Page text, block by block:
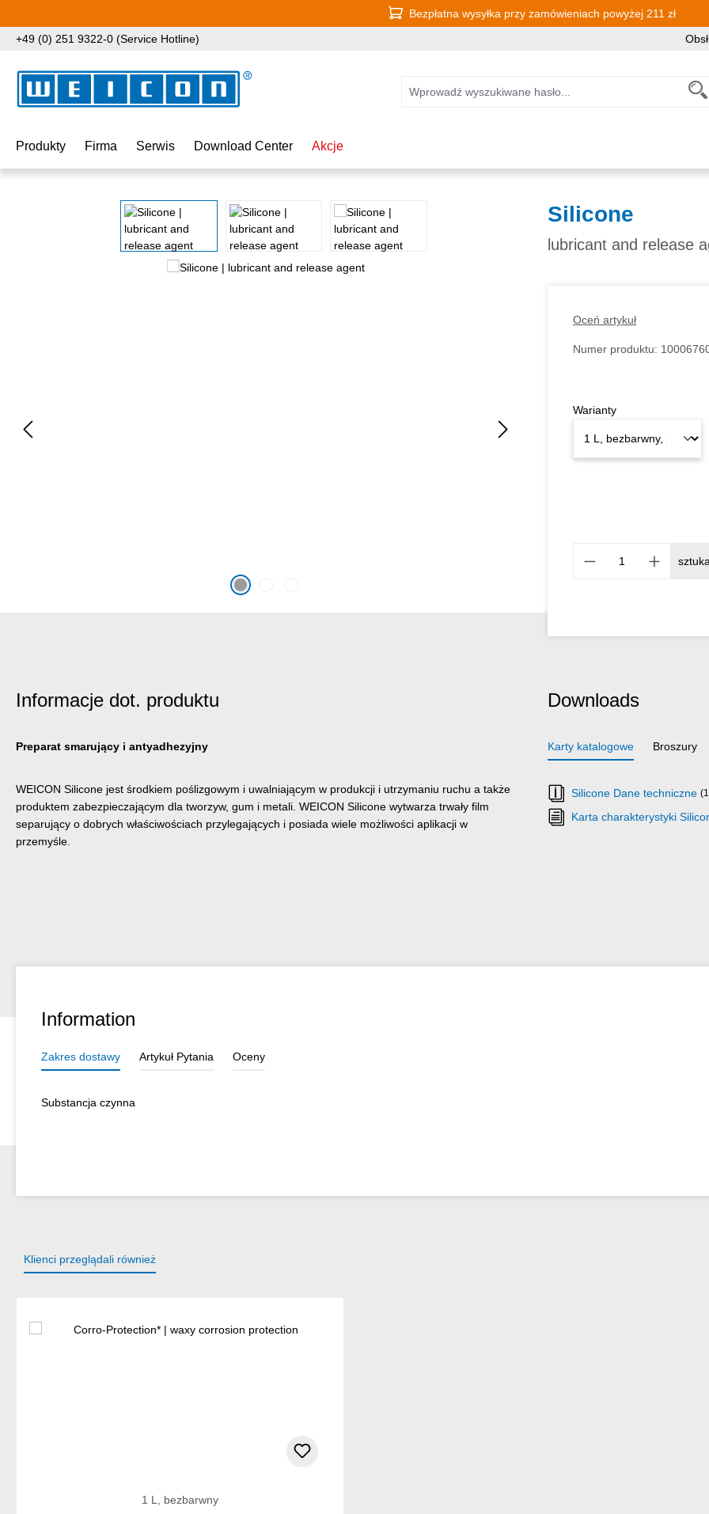
Bezpłatna wysyłka przy zamówieniach powyżej 211 zł
+49 (0) 251 9322-0 (Service Hotline)
Produkty Firma Serwis Download Center Akcje
Silicone
lubricant and release
Oceń artykuł
Numer produktu:
Warianty
sztuka
Informacje dot. produktu
Preparat smarujący i antyadhezyjny
WEICON Silicone jest środkiem poślizgowym i uwalniającym w produkcji i utrzymaniu ruchu a także
produktem zabezpieczającym dla tworzyw, gum i metali. WEICON Silicone wytwarza trwały film
separujący o dobrych właściwościach przylegających i posiada wiele możliwości aplikacji w
przemyśle.
Downloads
Karty katalogowe Broszury
Silicone Dane techniczne
Karta charakterystyki
Information
Zakres dostawy Artykuł Pytania Oceny
Substancja czynna
Klienci przeglądali również
1 L, bezbarwny